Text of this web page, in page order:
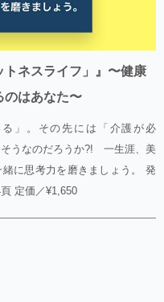
トネスライフ」』〜健康
のはあなた〜
」。その先には「介護が必
うなのだろうか?! 一生涯、美
に思考力を磨きましょう。 発
定価／¥1,650